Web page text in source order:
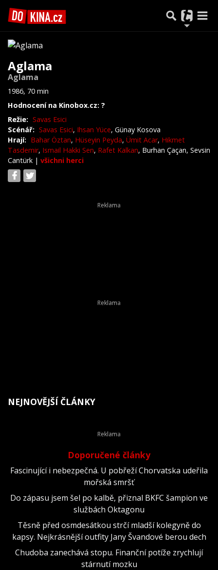
Aglama
Aglama
1986, 70 min
Hodnocení na Kinobox.cz: ?
Režie: Savas Esici
Scénář: Savas Esici, Ihsan Yüce, Günay Kosova
Hrají: Bahar Öztan, Hüseyin Peyda, Ümit Acar, Hikmet
Tasdemir, Ismail Hakki Sen, Rafet Kalkan, Burhan Çaçan, Sevsin
Cantürk | všichni herci
NEJNOVĚJŠÍ ČLÁNKY
Doporučené články
Fascinující i nebezpečná. U pobřeží Chorvatska udeřila
mořská smršť
Do zápasu jsem šel po kalbě, přiznal BKFC šampion ve
službách Oktagonu
Těsně před osmdesátkou strčí mladší kolegyně do
kapsy. Nejkrásnější outfity Jany Švandové berou dech
Chudoba zanechává stopu. Finanční potíže zrychlují
stárnutí mozku